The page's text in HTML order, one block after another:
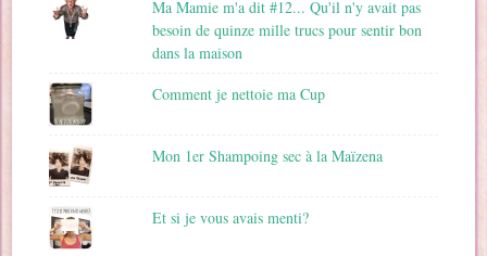
Ma Mamie m'a dit #12... Qu'il n'y avait pas
besoin de quinze mille trucs pour sentir bon
dans la maison
Comment je nettoie ma Cup
Mon 1er Shampoing sec à la Maïzena
Et si je vous avais menti?